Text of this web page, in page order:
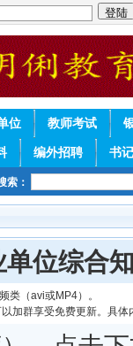
位 教师考试
编外招聘 书
索：
位综合
类（avi或MP4）。
加群享受免费更新。具体